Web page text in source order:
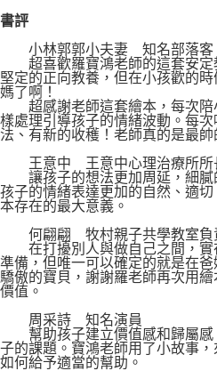
書評
小林郭郭小夫妻 知名部落
超喜歡羅寶鴻老師的這套安定
堅定的正向教養，但在小孩歡的
媽了啊！
超感謝老師這套繪本，每次陪
樣處理引導孩子的情緒波動。每
法、有新的收穫！老師真的是最帥
王意中 王意中心理治療所
讓孩子的想法更加周延，細膩
孩子的情緒表達更加的自然、適
本存在的最大意義。
何翩翩 牧村親子共學教室
在打擾別人與做自己之間，實
準備，但唯一可以確定的就是在
驕傲的寶貝，謝謝羅老師再次用
價值。
周采詩 知名演員
幫助孩子建立價值感和歸屬感
子的課題。寶鴻老師用了小故事
如何給予適當的幫助。